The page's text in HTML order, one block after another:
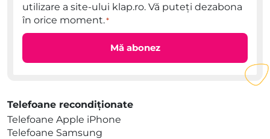
utilizare a site-ului klap.ro. Vă puteți dezabona
în orice moment.*
Telefoane recondiționate
Telefoane Apple iPhone
Telefoane Samsung